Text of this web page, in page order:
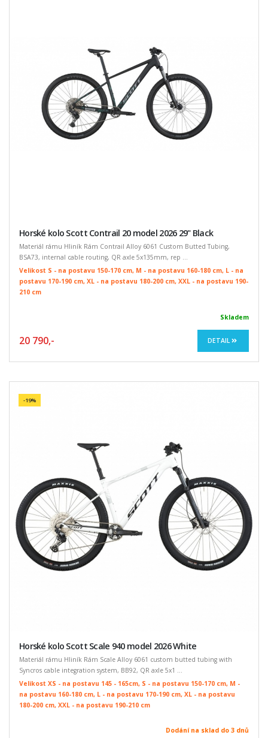
Horské kolo Scott Contrail 20 model 2026 29" Black
Materiál rámu Hliník Rám Contrail Alloy 6061 Custom Butted Tubing,
BSA73, internal cable routing, QR axle 5x135mm, rep ...
Velikost S - na postavu 150-170 cm, M - na postavu 160-180 cm, L - na
postavu 170-190 cm, XL - na postavu 180-200 cm, XXL - na postavu 190-
210 cm
Skladem
20 790,- DETAIL
-19%
Horské kolo Scott Scale 940 model 2026 White
Materiál rámu Hliník Rám Scale Alloy 6061 custom butted tubing with
Syncros cable integration system, BB92, QR axle 5x1 ...
Velikost XS - na postavu 145 - 165cm, S - na postavu 150-170 cm, M -
na postavu 160-180 cm, L - na postavu 170-190 cm, XL - na postavu
180-200 cm, XXL - na postavu 190-210 cm
Dodání na sklad do 3 dnů